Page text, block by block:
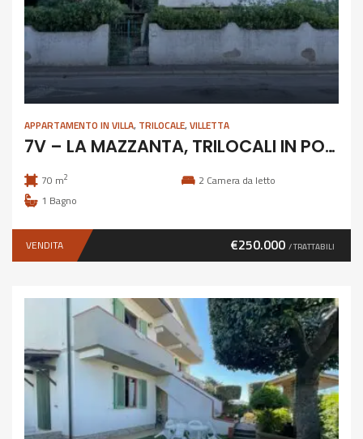
APPARTAMENTO IN VILLA, TRILOCALE,VILLETTA
7V – LA MAZZANTA, TRILOCALI IN POSIZIONE ESCLUSIVA
70 m2 2 Camera da letto
1 Bagno
VENDITA €250.000 / TRATTABILI